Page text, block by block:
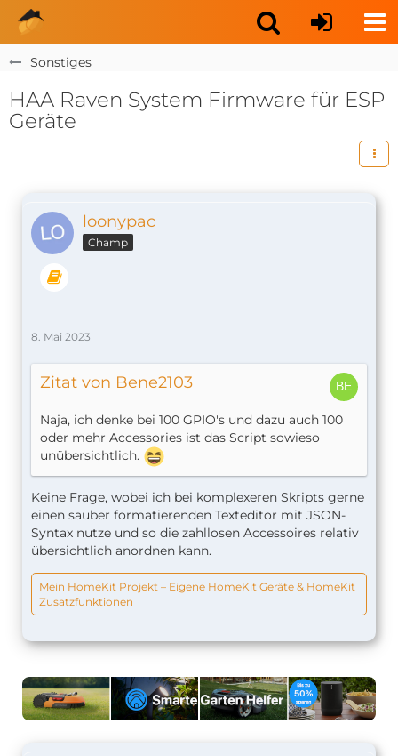
Sonstiges
HAA Raven System Firmware für ESP
Geräte
loonypac
Champ
8. Mai 2023
Zitat von Bene2103
Naja, ich denke bei 100 GPIO's und dazu auch 100
oder mehr Accessories ist das Script sowieso
unübersichtlich.
Keine Frage, wobei ich bei komplexeren Skripts gerne
einen sauber formatierenden Texteditor mit JSON-
Syntax nutze und so die zahllosen Accessoires relativ
übersichtlich anordnen kann.
Mein HomeKit Projekt – Eigene HomeKit Geräte & HomeKit
Zusatzfunktionen